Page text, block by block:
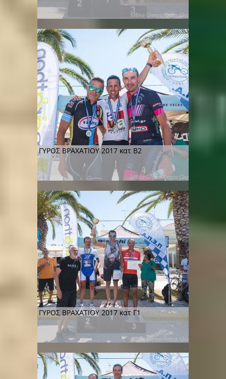
ΓΥΡΟΣ ΒΡΑΧΑΤΙΟΥ 2017 κατ Β2
ΓΥΡΟΣ ΒΡΑΧΑΤΙΟΥ 2017 κατ Γ1